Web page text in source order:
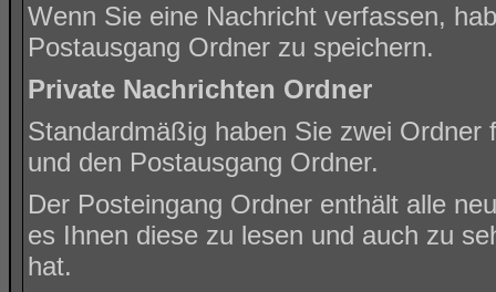
Wenn Sie eine Nachricht verfassen,
Postausgang Ordner zu speichern.
Private Nachrichten Ordner
Standardmäßig haben Sie zwei
und den Postausgang Ordner.
Der Posteingang Ordner enthält alle
es Ihnen diese zu lesen und auch zu
hat.